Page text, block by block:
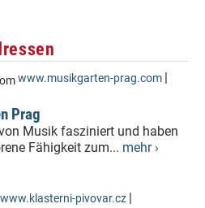
www.musikgarten-prag.com |
Prag
Musik fasziniert und haben
Fähigkeit zum... mehr ›
www.klasterni-pivovar.cz |